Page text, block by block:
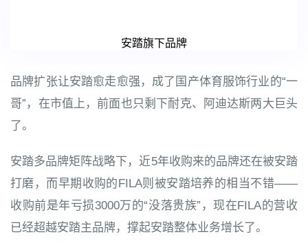
安踏旗下品牌
品牌扩张让安踏愈走愈强，成了国产体育服饰行业的“一
哥”，在市值上，前面也只剩下耐克、阿迪达斯两大巨头
了。
安踏多品牌矩阵战略下，近5年收购来的品牌还在被安踏
打磨，而早期收购的FILA则被安踏培养的相当不错——
收购前是年亏损3000万的“没落贵族”，现在FILA的营收
已经超越安踏主品牌，撑起安踏整体业务增长了。